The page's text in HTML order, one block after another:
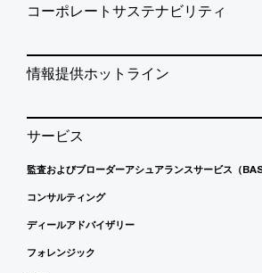
コーポレートサステナビリティ
情報提供ホットライン
サービス
監査およびブローダーアシュアランスサービス（BAS
コンサルティング
ディールアドバイザリー
フォレンジック